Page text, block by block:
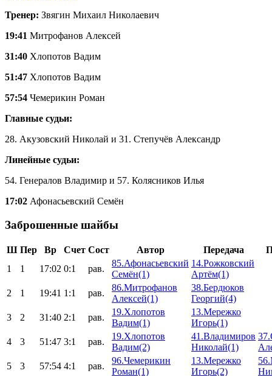
Тренер: Звягин Михаил Николаевич
19:41 Митрофанов Алексей
31:40 Хлопотов Вадим
51:47 Хлопотов Вадим
57:54 Чемерикин Роман
Главные судьи:
28. Акузовский Николай и 31. Степучёв Александр
Линейные судьи:
54. Генералов Владимир и 57. Колясников Илья
17:02 Афонасьевский Семён
Заброшенные шайбы
Ш Пер Вр Счет Сост Автор Передача
1
1 17:02 0:1 рав.
85.Афонасьевский
Семён(1)
14.Рожковский
Артём(1)
2
1 19:41 1:1 рав.
86.Митрофанов
Алексей(1)
38.Бердюков
Георгий(4)
3
2 31:40 2:1 рав.
19.Хлопотов
Вадим(1)
13.Мережко
Игорь(1)
4
3 51:47 3:1 рав.
19.Хлопотов
Вадим(2)
41.Владимиров
Николай(1)
5
3 57:54 4:1 рав.
96.Чемерикин
Роман(1)
13.Мережко
Игорь(2)